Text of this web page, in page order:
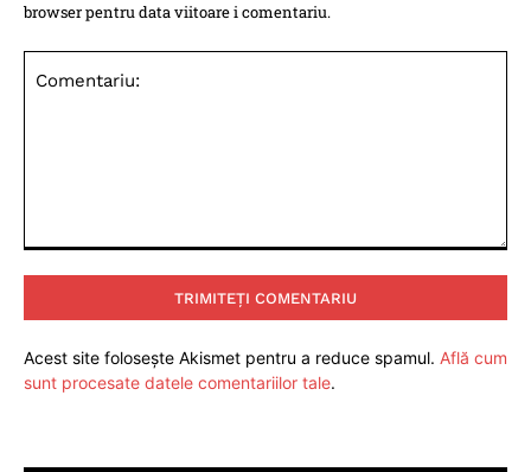
browser pentru data viitoare i comentariu.
Acest site folosește Akismet pentru a reduce spamul. Află cum
sunt procesate datele comentariilor tale.